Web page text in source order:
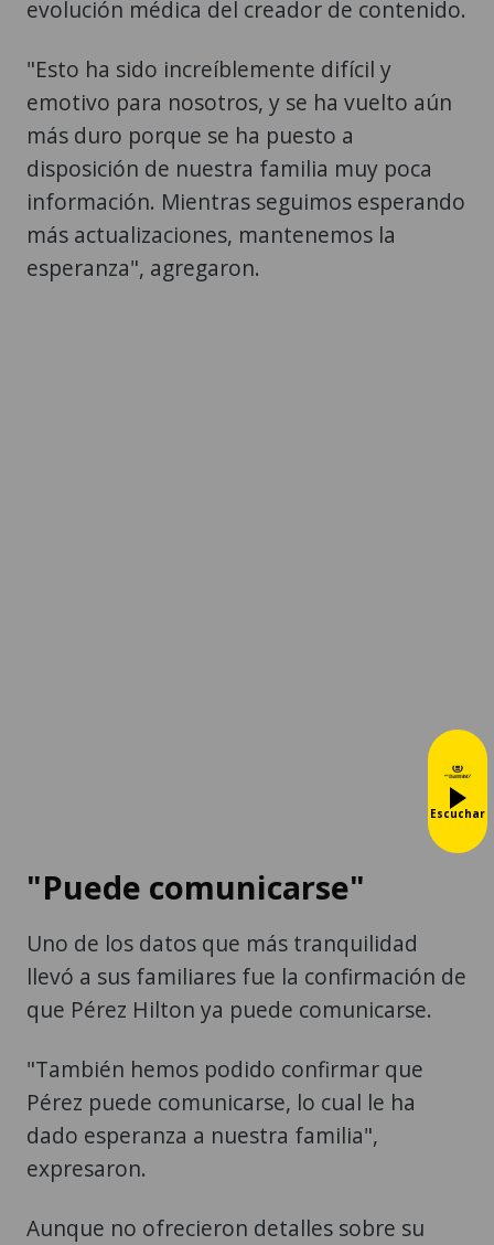
evolución médica del creador de contenido.
"Esto ha sido increíblemente difícil y
emotivo para nosotros, y se ha vuelto aún
más duro porque se ha puesto a
disposición de nuestra familia muy poca
información. Mientras seguimos esperando
más actualizaciones, mantenemos la
esperanza", agregaron.
"Puede comunicarse"
Uno de los datos que más tranquilidad
llevó a sus familiares fue la confirmación de
que Pérez Hilton ya puede comunicarse.
"También hemos podido confirmar que
Pérez puede comunicarse, lo cual le ha
dado esperanza a nuestra familia",
expresaron.
Aunque no ofrecieron detalles sobre su
Escuchar